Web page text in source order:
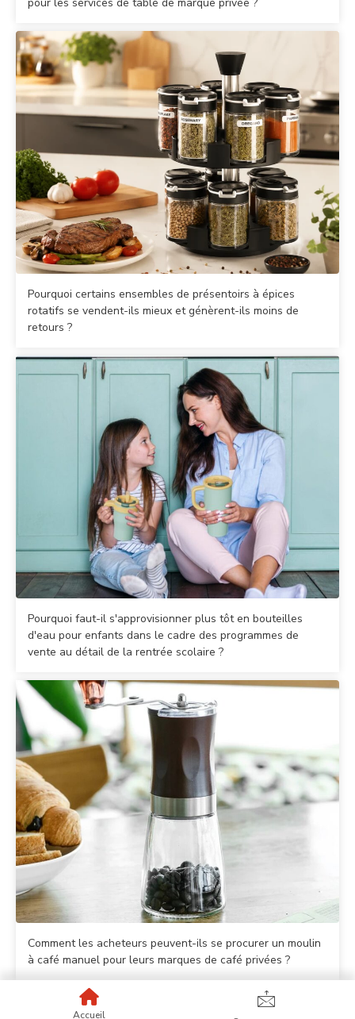
pour les services de table de marque privée ?
Pourquoi certains ensembles de présentoirs à épices
rotatifs se vendent-ils mieux et génèrent-ils moins de
retours ?
Pourquoi faut-il s'approvisionner plus tôt en bouteilles
d'eau pour enfants dans le cadre des programmes de
vente au détail de la rentrée scolaire ?
Comment les acheteurs peuvent-ils se procurer un moulin
à café manuel pour leurs marques de café privées ?
Accueil